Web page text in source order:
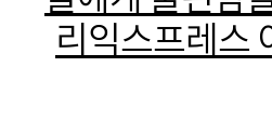
리익스프레스